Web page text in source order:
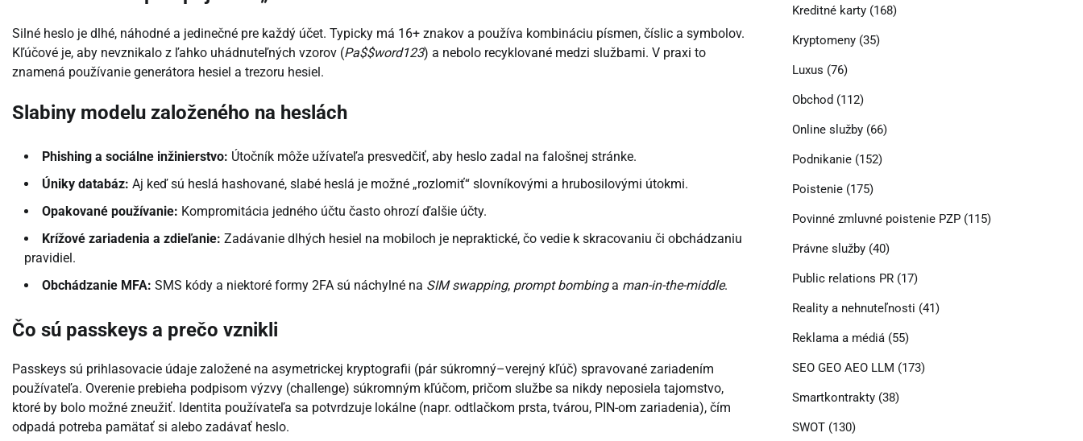
Silné heslo je dlhé, náhodné a jedinečné pre každý účet. Typicky má 16+ znakov a používa kombináciu písmen, číslic a symbolov.
Kľúčové je, aby nevznikalo z ľahko uhádnuteľných vzorov (Pa$$word123) a nebolo recyklované medzi službami. V praxi to
znamená používanie generátora hesiel a trezoru hesiel.
Slabiny modelu založeného na heslách
Phishing a sociálne inžinierstvo: Útočník môže užívateľa presvedčiť, aby heslo zadal na falošnej stránke.
Úniky databáz: Aj keď sú heslá hashované, slabé heslá je možné „rozlomiť“ slovníkovými a hrubosilovými útokmi.
Opakované používanie: Kompromitácia jedného účtu často ohrozí ďalšie účty.
Krížové zariadenia a zdieľanie: Zadávanie dlhých hesiel na mobiloch je nepraktické, čo vedie k skracovaniu či obchádzaniu
pravidiel.
Obchádzanie MFA: SMS kódy a niektoré formy 2FA sú náchylné na SIM swapping, prompt bombinga man-in-the-middle.
Čo sú passkeys a prečo vznikli
Passkeys sú prihlasovacie údaje založené na asymetrickej kryptografii (pár súkromný–verejný kľúč) spravované zariadením
používateľa. Overenie prebieha podpisom výzvy (challenge) súkromným kľúčom, pričom službe sa nikdy neposiela tajomstvo,
ktoré by bolo možné zneužiť. Identita používateľa sa potvrdzuje lokálne (napr. odtlačkom prsta, tvárou, PIN-om zariadenia), čím
odpadá potreba pamätať si alebo zadávať heslo.
Kreditné karty(168)
Kryptomeny(35)
Luxus (76)
Obchod (112)
Online služby(66)
Podnikanie(152)
Poistenie(175)
Povinné zmluvné poistenie PZP(115)
Právne služby(40)
Public relations PR(17)
Reality a nehnuteľnosti (41)
Reklama a médiá(55)
SEO GEO AEO LLM (173)
Smartkontrakty(38)
SWOT(130)